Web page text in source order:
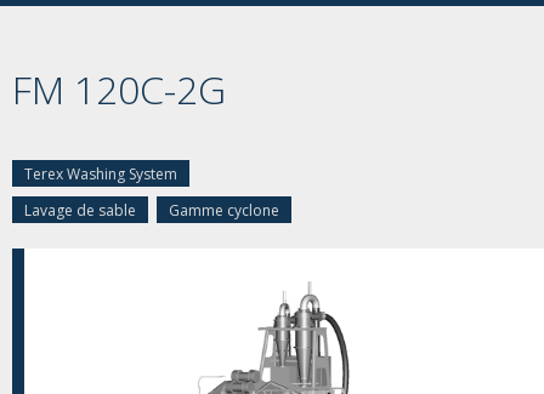
FM 120C-2G
Terex Washing System
Lavage de sable
Gamme cyclone